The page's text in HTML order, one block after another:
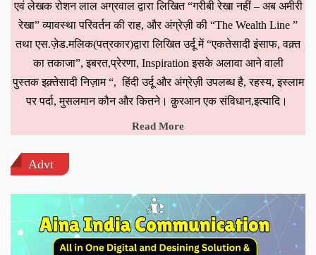
एवं लेखक रोशन लाल अग्रवाल द्वारा लिखित “गरीबी रेखा नहीं – अब अमीरी
रेखा” व्यावस्था परिवर्तन की राह, और अंग्रेज़ी की “The Wealth Line ”
तथा एस.ज़ेड.मलिक(पत्रकार)द्वारा लिखित उर्दू में “एकतेसादी इंसाफ, वक़्त
का तकाजा”, इबरत,प्रेरणा, Inspiration इसके अलावा आने वाली
पुस्तक इक़्तेसादी निज़ाम “, हिंदी उर्दू और अंग्रेज़ी उपलब्ध है, रहस्य, इस्लाम
पर पर्दा, मुसलमान कौन और कितने। क़ुरआन एक संविधान,इत्यादि।
Read More
Advt